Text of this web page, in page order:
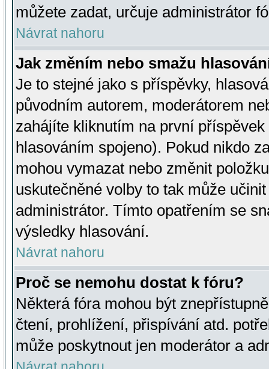
můžete zadat, určuje administrátor
Návrat nahoru
Jak změním nebo smažu
Je to stejné jako s příspěvky,
původním autorem, moderátorem
zahájíte kliknutím na první
hlasováním spojeno). Pokud nikdo
mohou vymazat nebo změnit
uskutečněné volby to tak může
administrátor. Tímto opatřením se
výsledky hlasování.
Návrat nahoru
Proč se nemohu dostat k fóru?
Některá fóra mohou být
čtení, prohlížení, přispívání atd.
může poskytnout jen moderátor a